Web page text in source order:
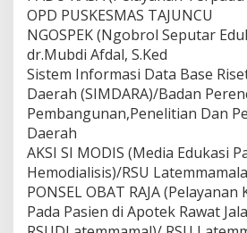
OPD PUSKESMAS TAJUNCU
NGOSPEK (Ngobrol Seputar
dr.Mubdi Afdal, S.Ked
Sistem Informasi Data Base
Daerah (SIMDARA)/Badan
Pembangunan,Penelitian Dan
Daerah
AKSI SI MODIS (Media Edukasi
Hemodialisis)/RSU Latemmamala
PONSEL OBAT RAJA
Pada Pasien di Apotek Rawat